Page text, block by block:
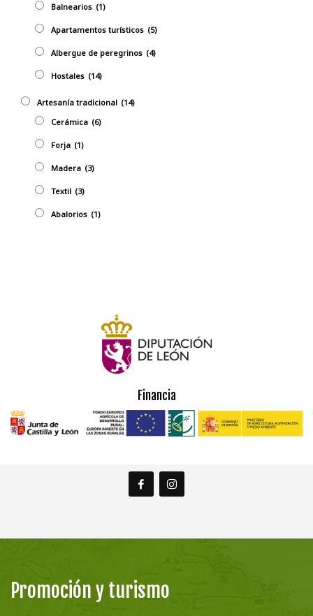
Balnearios (1)
Apartamentos turísticos (5)
Albergue de peregrinos (4)
Hostales (14)
Artesaní­a tradicional (14)
Cerámica (6)
Forja (1)
Madera (3)
Textil (3)
Abalorios (1)
Financia
Promoción y turismo